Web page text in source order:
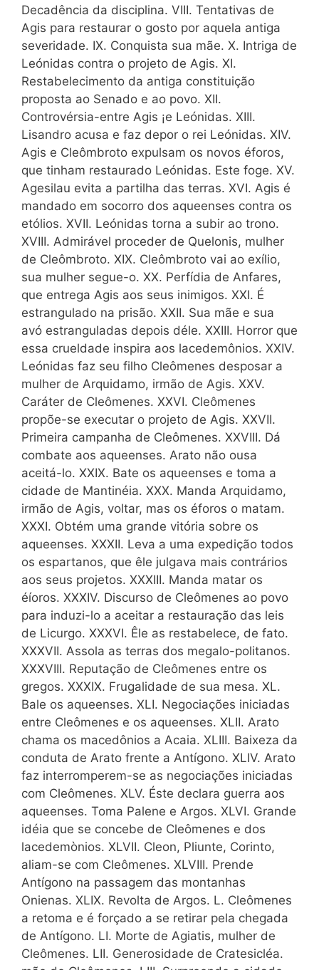
Decadência da disciplina. VIII. Tentativas de
Agis para restaurar o gosto por aquela antiga
severidade. IX. Conquista sua mãe. X. Intriga de
Leónidas contra o projeto de Agis. XI.
Restabelecimento da antiga constituição
proposta ao Senado e ao povo. XII.
Controvérsia-entre Agis ¡e Leónidas. XIII.
Lisandro acusa e faz depor o rei Leónidas. XIV.
Agis e Cleômbroto expulsam os novos éforos,
que tinham restaurado Leónidas. Este foge. XV.
Agesilau evita a partilha das terras. XVI. Agis é
mandado em socorro dos aqueenses contra os
etólios. XVII. Leónidas torna a subir ao trono.
XVIII. Admirável proceder de Quelonis, mulher
de Cleômbroto. XIX. Cleômbroto vai ao exílio,
sua mulher segue-o. XX. Perfídia de Anfares,
que entrega Agis aos seus inimigos. XXI. É
estrangulado na prisão. XXII. Sua mãe e sua
avó estranguladas depois déle. XXIII. Horror que
essa crueldade inspira aos lacedemônios. XXIV.
Leónidas faz seu filho Cleômenes desposar a
mulher de Arquidamo, irmão de Agis. XXV.
Caráter de Cleômenes. XXVI. Cleômenes
propõe-se executar o projeto de Agis. XXVII.
Primeira campanha de Cleômenes. XXVIII. Dá
combate aos aqueenses. Arato não ousa
aceitá-lo. XXIX. Bate os aqueenses e toma a
cidade de Mantinéia. XXX. Manda Arquidamo,
irmão de Agis, voltar, mas os éforos o matam.
XXXI. Obtém uma grande vitória sobre os
aqueenses. XXXII. Leva a uma expedição todos
os espartanos, que êle julgava mais contrários
aos seus projetos. XXXIII. Manda matar os
éíoros. XXXIV. Discurso de Cleômenes ao povo
para induzi-lo a aceitar a restauração das leis
de Licurgo. XXXVI. Êle as restabelece, de fato.
XXXVII. Assola as terras dos megalo-politanos.
XXXVIII. Reputação de Cleômenes entre os
gregos. XXXIX. Frugalidade de sua mesa. XL.
Bale os aqueenses. XLI. Negociações iniciadas
entre Cleômenes e os aqueenses. XLII. Arato
chama os macedônios a Acaia. XLIII. Baixeza da
conduta de Arato frente a Antígono. XLIV. Arato
faz interromperem-se as negociações iniciadas
com Cleômenes. XLV. Éste declara guerra aos
aqueenses. Toma Palene e Argos. XLVI. Grande
idéia que se concebe de Cleômenes e dos
lacedemònios. XLVII. Cleon, Pliunte, Corinto,
aliam-se com Cleômenes. XLVIII. Prende
Antígono na passagem das montanhas
Onienas. XLIX. Revolta de Argos. L. Cleômenes
a retoma e é forçado a se retirar pela chegada
de Antígono. LI. Morte de Agiatis, mulher de
Cleômenes. LII. Generosidade de Cratesicléa.